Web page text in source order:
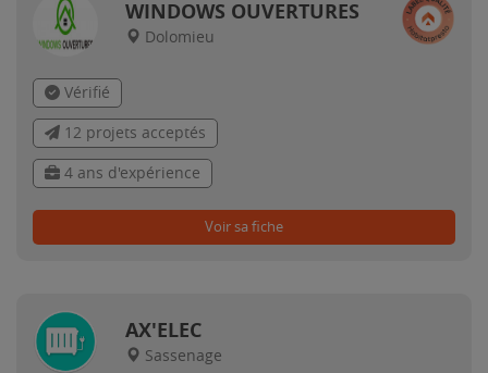
WINDOWS OUVERTURES
Dolomieu
Vérifié
12 projets acceptés
4 ans d'expérience
Voir sa fiche
AX'ELEC
Sassenage